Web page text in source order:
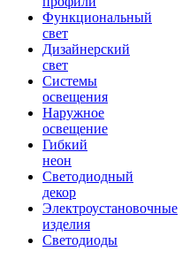
Функциональный
свет
Дизайнерский
свет
Системы
освещения
Наружное
освещение
Гибкий
неон
Светодиодный
декор
Электроустановочные
изделия
Светодиоды